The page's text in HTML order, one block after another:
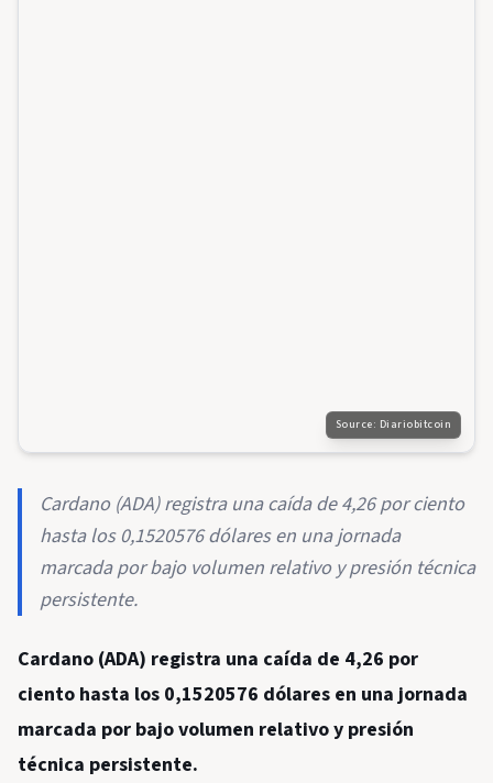
Source: Diariobitcoin
Cardano (ADA) registra una caída de 4,26 por ciento
hasta los 0,1520576 dólares en una jornada
marcada por bajo volumen relativo y presión técnica
persistente.
Cardano (ADA) registra una caída de 4,26 por
ciento hasta los 0,1520576 dólares en una jornada
marcada por bajo volumen relativo y presión
técnica persistente.